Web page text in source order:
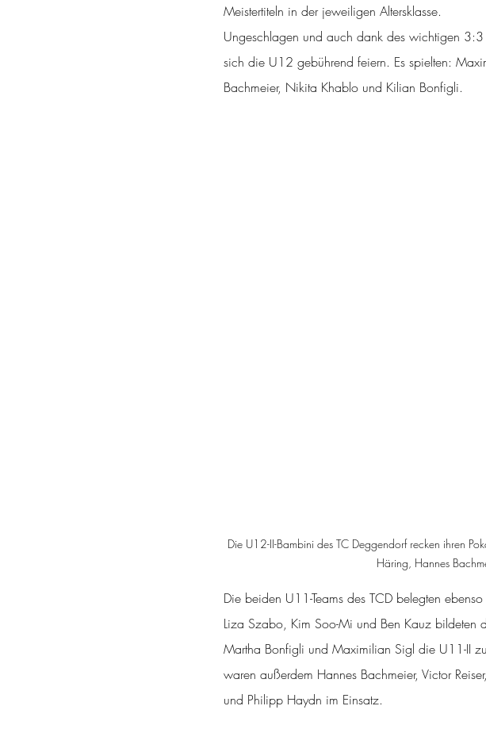
Meistertiteln in der jeweiligen Altersklasse.
Ungeschlagen und auch dank des wichtigen
sich die U12 gebührend feiern. Es spielten:
Bachmeier, Nikita Khablo und Kilian Bonfigli.
Die U12-II-Bambini des TC Deggendorf recken ihren
Häring, Hannes
Die beiden U11-Teams des TCD belegten
Liza Szabo, Kim Soo-Mi und Ben Kauz
Martha Bonfigli und Maximilian Sigl die U11-II
waren außerdem Hannes Bachmeier, Victor
und Philipp Haydn im Einsatz.